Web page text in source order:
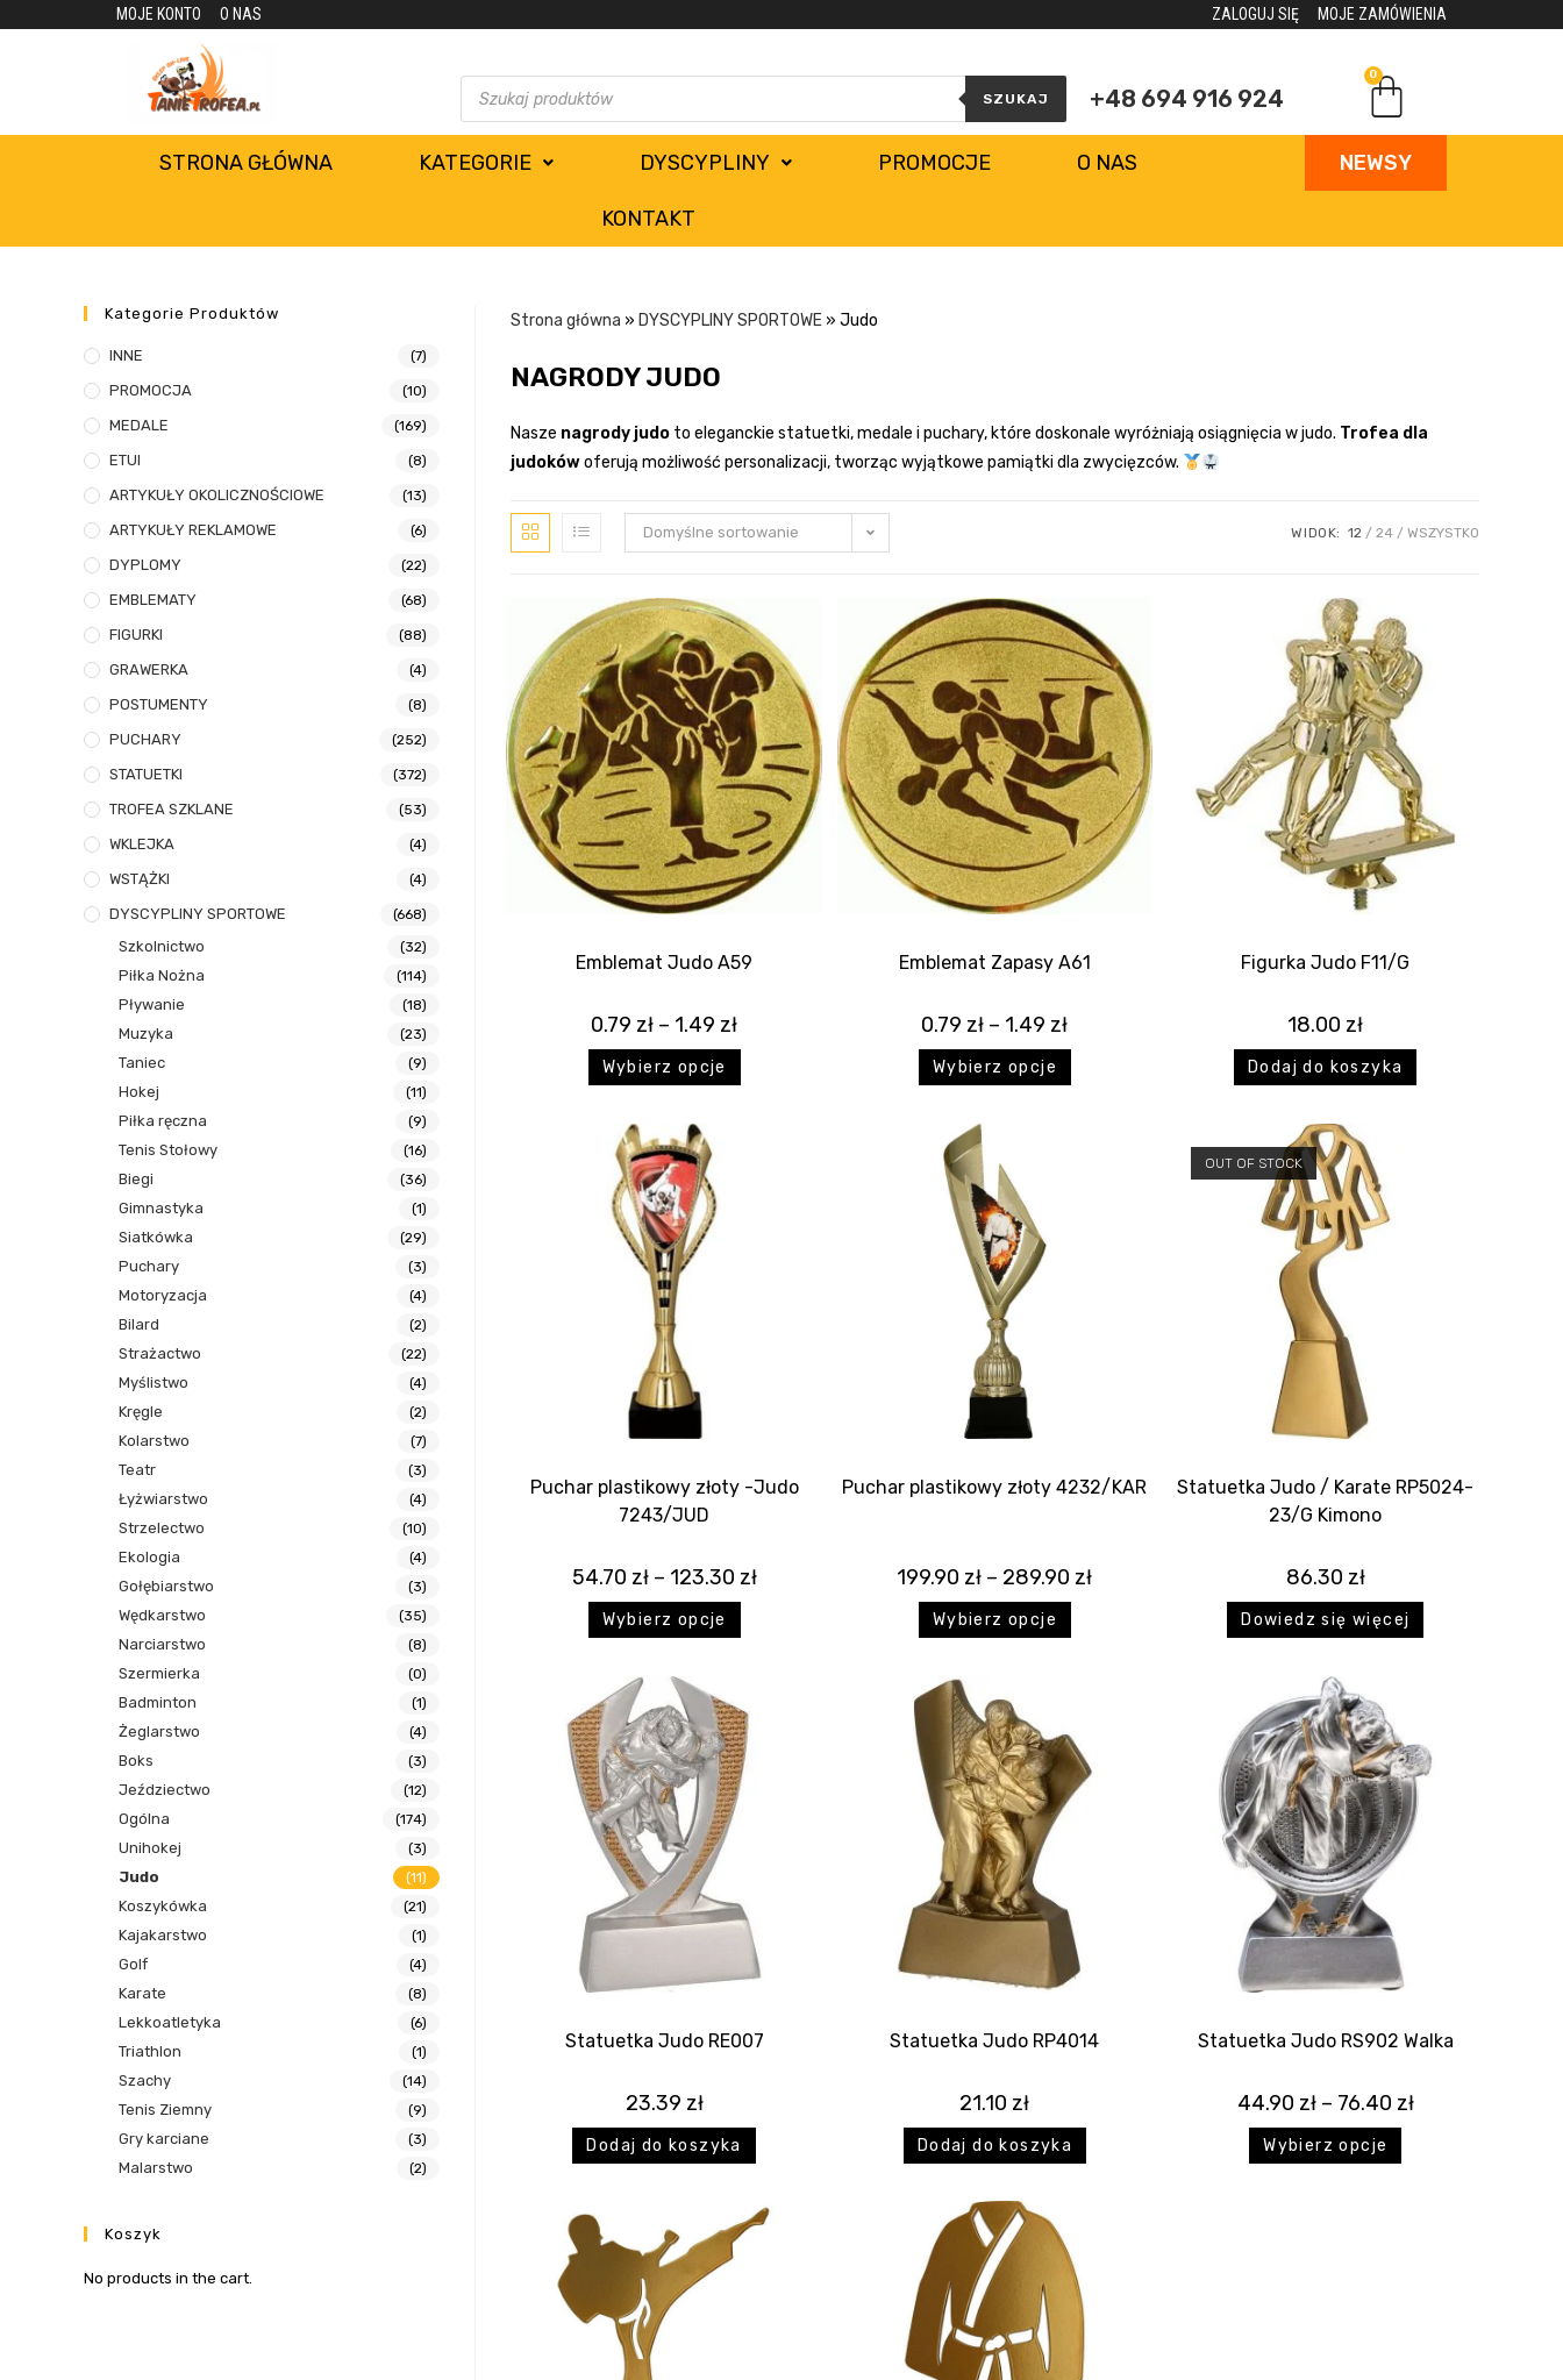
MOJE KONTO O NAS ZALOGUJ SIĘ MOJE ZAMÓWIENIA
SZUKAJ +48 694 916 924
0
STRONA GŁÓWNA KATEGORIE DYSCYPLINY PROMOCJE O NAS
KONTAKT
NEWSY
Strona główna » DYSCYPLINY SPORTOWE » Judo
NAGRODY JUDO
Nasze nagrody judo to eleganckie statuetki, medale i puchary, które doskonale wyróżniają osiągnięcia w judo. Trofea dla
judokówoferują możliwość personalizacji, tworząc wyjątkowe pamiątki dla zwycięzców.
Domyślne sortowanie WIDOK: 12 24 WSZYSTKO
Emblemat Judo A59
0.79 zł – 1.49 zł
Wybierz opcje
Emblemat Zapasy A61
0.79 zł – 1.49 zł
Wybierz opcje
Figurka Judo F11/G
18.00 zł
Dodaj do koszyka
Puchar plastikowy złoty -Judo
7243/JUD
54.70 zł – 123.30 zł
Wybierz opcje
Puchar plastikowy złoty 4232/KAR
199.90 zł – 289.90 zł
Wybierz opcje
OUT OF STOCK
Statuetka Judo / Karate RP5024-
23/G Kimono
86.30 zł
Dowiedz się więcej
Statuetka Judo RE007
23.39 zł
Dodaj do koszyka
Statuetka Judo RP4014
21.10 zł
Dodaj do koszyka
Statuetka Judo RS902 Walka
44.90 zł – 76.40 zł
Wybierz opcje
Kategorie Produktów
INNE (7)
PROMOCJA (10)
MEDALE (169)
ETUI (8)
ARTYKUŁY OKOLICZNOŚCIOWE (13)
ARTYKUŁY REKLAMOWE (6)
DYPLOMY (22)
EMBLEMATY (68)
FIGURKI (88)
GRAWERKA (4)
POSTUMENTY (8)
PUCHARY (252)
STATUETKI (372)
TROFEA SZKLANE (53)
WKLEJKA (4)
WSTĄŻKI (4)
DYSCYPLINY SPORTOWE (668)
Szkolnictwo (32)
Piłka Nożna (114)
Pływanie (18)
Muzyka (23)
Taniec (9)
Hokej (11)
Piłka ręczna (9)
Tenis Stołowy (16)
Biegi (36)
Gimnastyka (1)
Siatkówka (29)
Puchary (3)
Motoryzacja (4)
Bilard (2)
Strażactwo (22)
Myślistwo (4)
Kręgle (2)
Kolarstwo (7)
Teatr (3)
Łyżwiarstwo (4)
Strzelectwo (10)
Ekologia (4)
Gołębiarstwo (3)
Wędkarstwo (35)
Narciarstwo (8)
Szermierka (0)
Badminton (1)
Żeglarstwo (4)
Boks (3)
Jeździectwo (12)
Ogólna (174)
Unihokej (3)
Judo (11)
Koszykówka (21)
Kajakarstwo (1)
Golf (4)
Karate (8)
Lekkoatletyka (6)
Triathlon (1)
Szachy (14)
Tenis Ziemny (9)
Gry karciane (3)
Malarstwo (2)
Koszyk
No products in the cart.